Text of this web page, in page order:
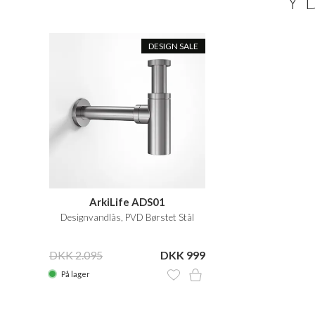
DESIGN SALE
ArkiLife ADS01
Designvandlås, PVD Børstet Stål
DKK 2.095 DKK 999
På lager